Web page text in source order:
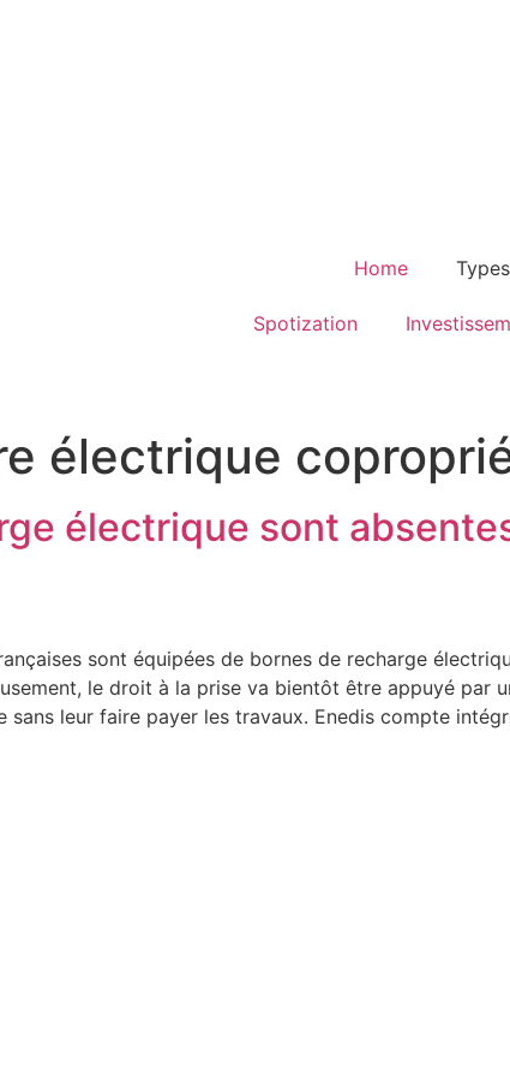
Home
Spotization
électrique
électrique sont
sont équipées de bornes de recharge
le droit à la prise va bientôt être appuyé par
sans leur faire payer les travaux. Enedis compte